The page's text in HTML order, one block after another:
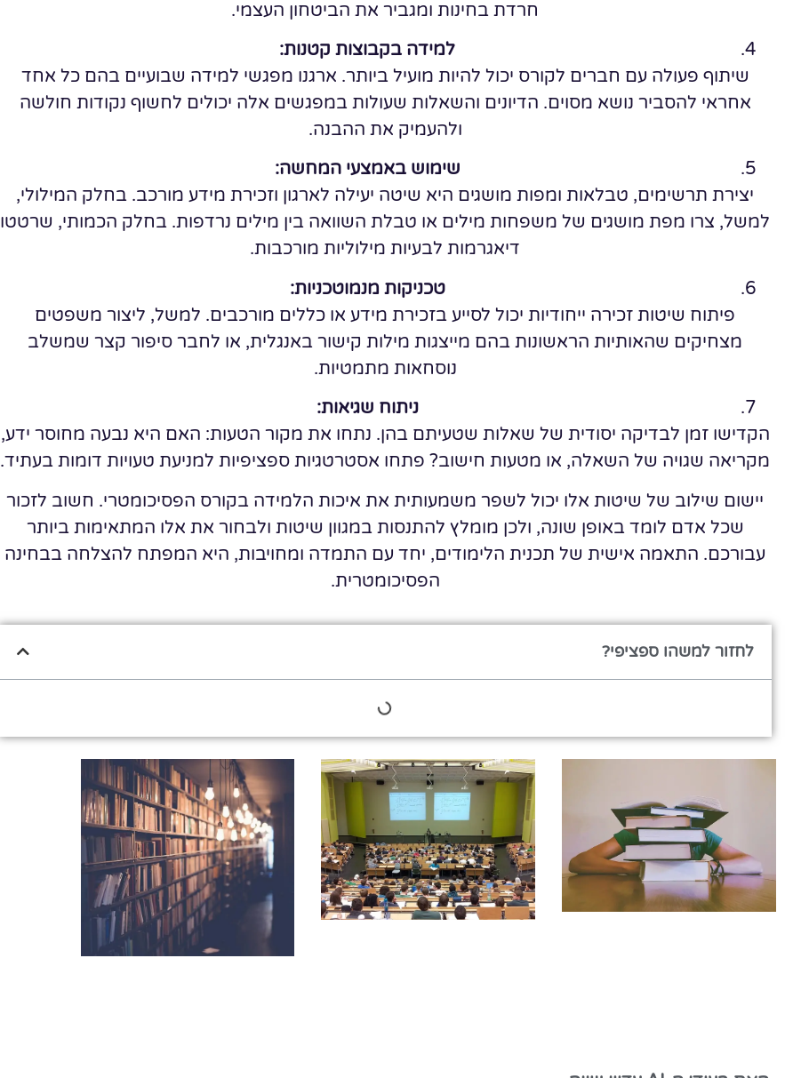
חרדת בחינות ומגביר את הביטחון העצמי.
למידה בקבוצות קטנות:
שיתוף פעולה עם חברים לקורס יכול להיות מועיל ביותר. ארגנו מפגשי למידה שבועיים בהם כל אחד
אחראי להסביר נושא מסוים. הדיונים והשאלות שעולות במפגשים אלה יכולים לחשוף נקודות חולשה
ולהעמיק את ההבנה.
שימוש באמצעי המחשה:
יצירת תרשימים, טבלאות ומפות מושגים היא שיטה יעילה לארגון וזכירת מידע מורכב. בחלק המילולי,
למשל, צרו מפת מושגים של משפחות מילים או טבלת השוואה בין מילים נרדפות. בחלק הכמותי, שרטטו
דיאגרמות לבעיות מילוליות מורכבות.
טכניקות מנמוטכניות:
פיתוח שיטות זכירה ייחודיות יכול לסייע בזכירת מידע או כללים מורכבים. למשל, ליצור משפטים
מצחיקים שהאותיות הראשונות בהם מייצגות מילות קישור באנגלית, או לחבר סיפור קצר שמשלב
נוסחאות מתמטיות.
ניתוח שגיאות:
הקדישו זמן לבדיקה יסודית של שאלות שטעיתם בהן. נתחו את מקור הטעות: האם היא נבעה מחוסר ידע,
מקריאה שגויה של השאלה, או מטעות חישוב? פתחו אסטרטגיות ספציפיות למניעת טעויות דומות בעתיד.
יישום שילוב של שיטות אלו יכול לשפר משמעותית את איכות הלמידה בקורס הפסיכומטרי. חשוב לזכור
שכל אדם לומד באופן שונה, ולכן מומלץ להתנסות במגוון שיטות ולבחור את אלו המתאימות ביותר
עבורכם. התאמה אישית של תכנית הלימודים, יחד עם התמדה ומחויבות, היא המפתח להצלחה בבחינה
הפסיכומטרית.
לחזור למשהו ספציפי?